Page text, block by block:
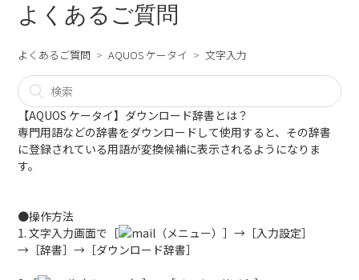
よくあるご質問
よくあるご質問 AQUOS ケータイ 文字入力
【AQUOS ケータイ】ダウンロード辞書とは？
専門用語などの辞書をダウンロードして使用すると、その辞書
に登録されている用語が変換候補に表示されるようになりま
す。
●操作方法
1. 文字入力画面で［
（メニュー）］→［入力設定］
→［辞書］→［ダウンロード辞書］